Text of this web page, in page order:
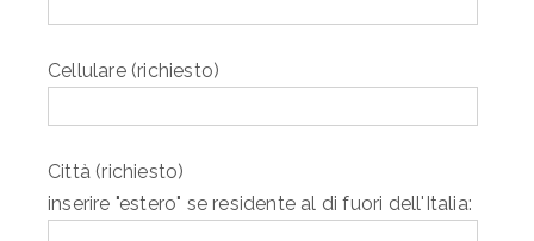
Cellulare (richiesto)
Città (richiesto)
inserire "estero" se residente al di fuori dell'Italia: